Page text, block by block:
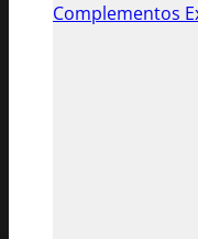
Complementos